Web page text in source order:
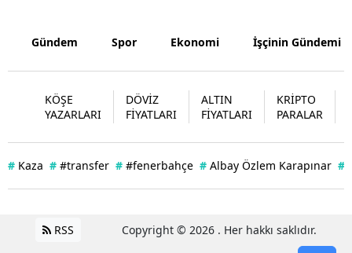
Trabzon
Şanlıurfa
Van
Gündem Spor Ekonomi İşçinin Gündemi
KÖŞE
YAZARLARI
DÖVİZ
FİYATLARI
ALTIN
FİYATLARI
KRİPTO
PARALAR
# Kaza # #transfer # #fenerbahçe # Albay Özlem Karapınar #
RSS Copyright © 2026 . Her hakkı saklıdır.